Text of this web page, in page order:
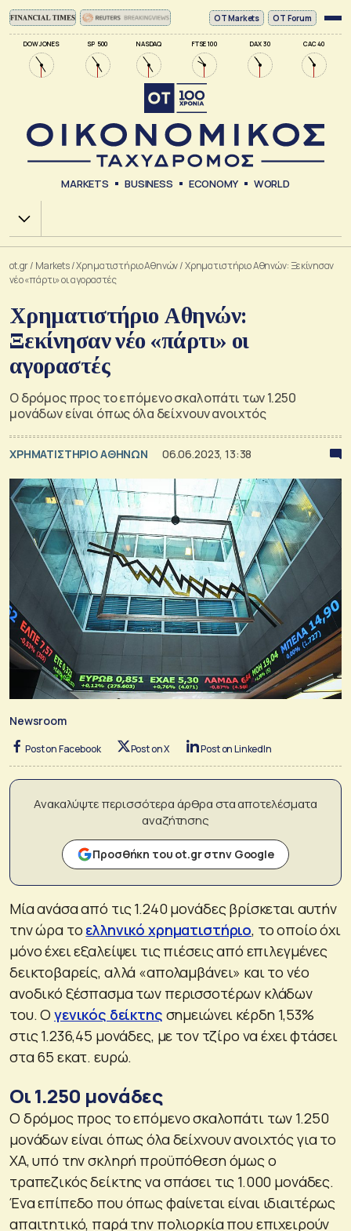
DOW JONES SP 500 NASDAQ FTSE 100 DAX 30 CAC 40
ΟΤ Markets OT Forum
MARKETS BUSINESS ECONOMY WORLD
Χ.Α.
ot.gr/ Markets/Xρηματιστήριο Αθηνών/Χρηματιστήριο Αθηνών: Ξεκίνησαν
νέο «πάρτι» οι αγοραστές
Χρηματιστήριο Αθηνών:
Ξεκίνησαν νέο «πάρτι» οι
αγοραστές
Ο δρόμος προς το επόμενο σκαλοπάτι των 1.250
μονάδων είναι όπως όλα δείχνουν ανοιχτός
XΡΗΜΑΤΙΣΤΗΡΙΟ ΑΘΗΝΩΝ 06.06.2023, 13:38
Newsroom
Post on Facebook Post on X Post on LinkedIn
Ανακαλύψτε περισσότερα άρθρα στα αποτελέσματα
αναζήτησης
Προσθήκη του ot.gr στην Google
Μία ανάσα από τις 1.240 μονάδες βρίσκεται αυτήν
την ώρα το ελληνικό χρηματιστήριο, το οποίο όχι
μόνο έχει εξαλείψει τις πιέσεις από επιλεγμένες
δεικτοβαρείς, αλλά «απολαμβάνει» και το νέο
ανοδικό ξέσπασμα των περισσοτέρων κλάδων
του. Ο γενικός δείκτης σημειώνει κέρδη 1,53%
στις 1.236,45 μονάδες, με τον τζίρο να έχει φτάσει
στα 65 εκατ. ευρώ.
Οι 1.250 μονάδες
Ο δρόμος προς το επόμενο σκαλοπάτι των 1.250
μονάδων είναι όπως όλα δείχνουν ανοιχτός για το
ΧΑ, υπό την σκληρή προϋπόθεση όμως ο
τραπεζικός δείκτης να σπάσει τις 1.000 μονάδες.
Ένα επίπεδο που όπως φαίνεται είναι ιδιαιτέρως
απαιτητικό, παρά την πολιορκία που επιχειρούν